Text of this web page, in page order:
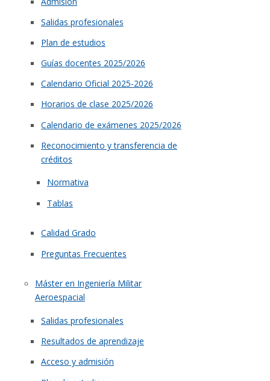
Salidas profesionales
Plan de estudios
Guías docentes 2025/2026
Calendario Oficial 2025-2026
Horarios de clase 2025/2026
Calendario de exámenes 2025/2026
Reconocimiento y transferencia de
créditos
Normativa
Tablas
Calidad Grado
Preguntas Frecuentes
Máster en Ingeniería Militar
Aeroespacial
Salidas profesionales
Resultados de aprendizaje
Acceso y admisión